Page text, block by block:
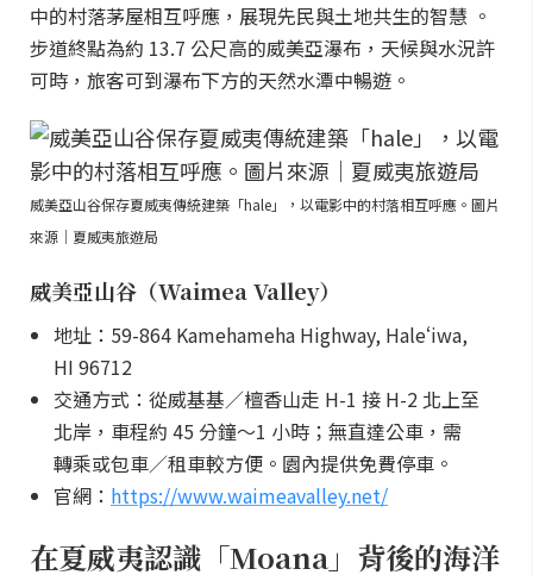
中的村落茅屋相互呼應，展現先民與土地共生的智慧 。
步道終點為約 13.7 公尺高的威美亞瀑布，天候與水況許
可時，旅客可到瀑布下方的天然水潭中暢遊。
威美亞山谷保存夏威夷傳統建築「hale」，以電影中的村落相互呼應。圖片
來源｜夏威夷旅遊局
威美亞山谷（Waimea Valley）
地址：59-864 Kamehameha Highway, Haleʻiwa,
HI 96712
交通方式：從威基基／檀香山走 H-1 接 H-2 北上至
北岸，車程約 45 分鐘～1 小時；無直達公車，需
轉乘或包車／租車較方便。園內提供免費停車。
官網： https://www.waimeavalley.net/
在夏威夷認識「Moana」背後的海洋